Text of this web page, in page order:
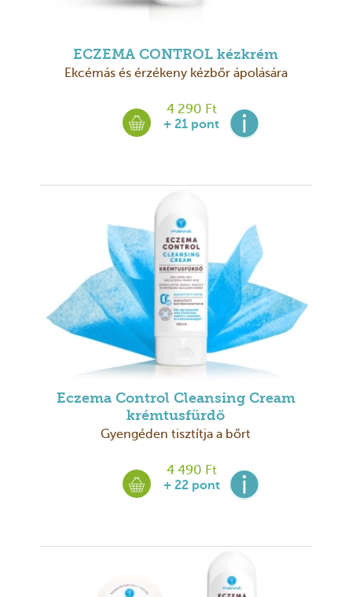
ECZEMA CONTROL kézkrém
Ekcémás és érzékeny kézbőr ápolására
4 290 Ft
+ 21 pont
Eczema Control Cleansing Cream
krémtusfürdő
Gyengéden tisztítja a bőrt
4 490 Ft
+ 22 pont